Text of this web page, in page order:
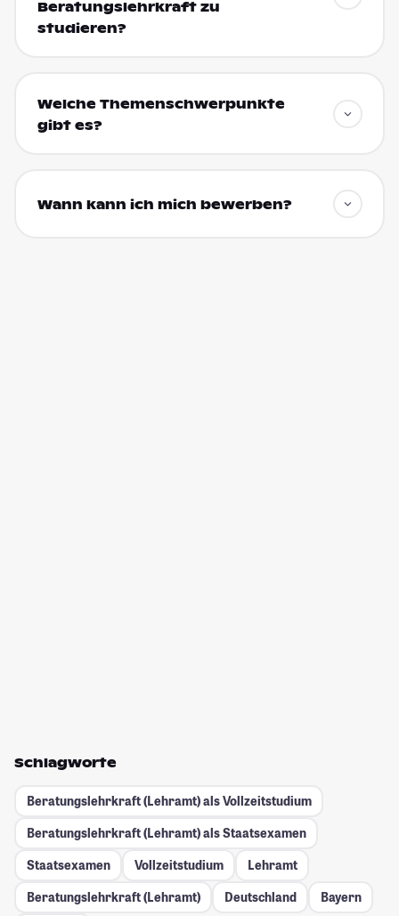
Beratungslehrkraft zu
studieren?
Welche Themenschwerpunkte
gibt es?
Wann kann ich mich bewerben?
Schlagworte
Beratungslehrkraft (Lehramt) als Vollzeitstudium
Beratungslehrkraft (Lehramt) als Staatsexamen
Staatsexamen
Vollzeitstudium
Lehramt
Beratungslehrkraft (Lehramt)
Deutschland
Bayern